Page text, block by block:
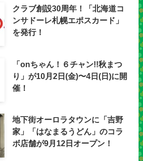
クラブ創設30周年！「北海道コ
ンサドーレ札幌エポスカード」
を発行！
「onちゃん！６チャン!!秋まつ
り」が10月2日(金)〜4日(日)に開
催！
地下街オーロラタウンに「吉野
家」「はなまるうどん」のコラ
ボ店舗が9月12日オープン！